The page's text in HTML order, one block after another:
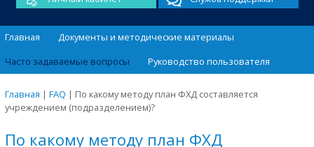
Главная
Документы и методические материалы
Часто задаваемые вопросы
Руководство пользователя
Главная | FAQ | По какому методу план ФХД составляется
учреждением (подразделением)?
По какому методу план ФХД